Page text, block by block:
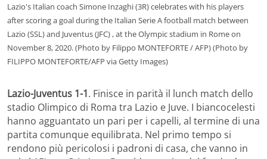
Lazio's Italian coach Simone Inzaghi (3R) celebrates with his players
after scoring a goal during the Italian Serie A football match between
Lazio (SSL) and Juventus (JFC) , at the Olympic stadium in Rome on
November 8, 2020. (Photo by Filippo MONTEFORTE / AFP) (Photo by
FILIPPO MONTEFORTE/AFP via Getty Images)
Lazio-Juventus 1-1. Finisce in parità il lunch match dello
stadio Olimpico di Roma tra Lazio e Juve. I biancocelesti
hanno agguantato un pari per i capelli, al termine di una
partita comunque equilibrata. Nel primo tempo si
rendono più pericolosi i padroni di casa, che vanno in